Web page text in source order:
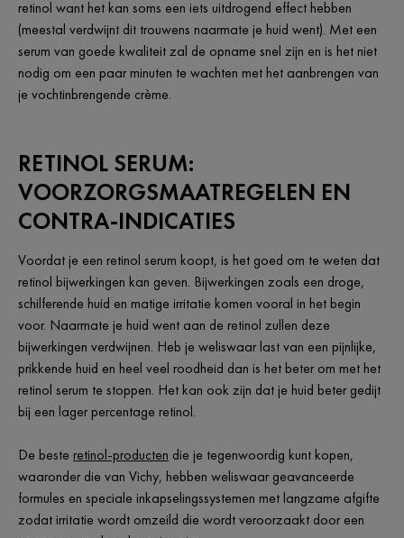
retinol want het kan soms een iets uitdrogend effect hebben
(meestal verdwijnt dit trouwens naarmate je huid went). Met een
serum van goede kwaliteit zal de opname snel zijn en is het niet
nodig om een paar minuten te wachten met het aanbrengen van
je vochtinbrengende crème.
RETINOL SERUM:
VOORZORGSMAATREGELEN EN
CONTRA-INDICATIES
Voordat je een retinol serum koopt, is het goed om te weten dat
retinol bijwerkingen kan geven. Bijwerkingen zoals een droge,
schilferende huid en matige irritatie komen vooral in het begin
voor. Naarmate je huid went aan de retinol zullen deze
bijwerkingen verdwijnen. Heb je weliswaar last van een pijnlijke,
prikkende huid en heel veel roodheid dan is het beter om met het
retinol serum te stoppen. Het kan ook zijn dat je huid beter gedijt
bij een lager percentage retinol.
De beste retinol-producten die je tegenwoordig kunt kopen,
waaronder die van Vichy, hebben weliswaar geavanceerde
formules en speciale inkapselingssystemen met langzame afgifte
zodat irritatie wordt omzeild die wordt veroorzaakt door een